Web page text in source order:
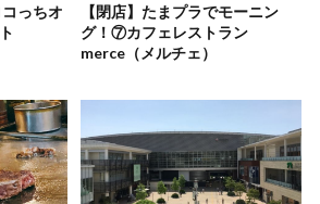
っちオ
【閉店】たまプラでモーニン
グ！⑦カフェレストラン
merce（メルチェ）